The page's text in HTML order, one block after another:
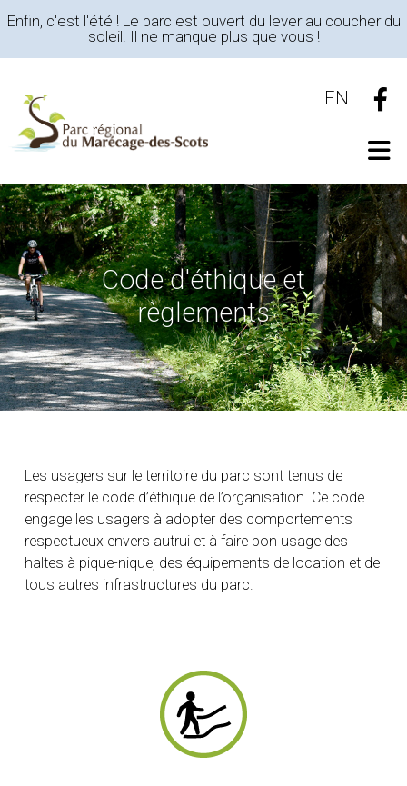
Enfin, c'est l'été ! Le parc est ouvert du lever au coucher du
soleil. Il ne manque plus que vous !
EN
Code d'éthique et
règlements
Les usagers sur le territoire du parc sont tenus de
respecter le code d’éthique de l’organisation. Ce code
engage les usagers à adopter des comportements
respectueux envers autrui et à faire bon usage des
haltes à pique-nique, des équipements de location et de
tous autres infrastructures du parc.